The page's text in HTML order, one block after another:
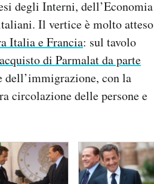
degli Interni, dell’Economia
Il vertice è molto atteso
Italia e Francia: sul tavolo
di Parmalat da parte
dell’immigrazione, con la
circolazione delle persone e